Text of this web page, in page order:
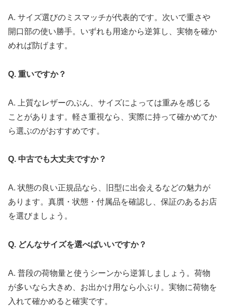
A. サイズ選びのミスマッチが代表的です。次いで重さや
開口部の使い勝手。いずれも用途から逆算し、実物を確か
めれば防げます。
Q. 重いですか？
A. 上質なレザーのぶん、サイズによっては重みを感じる
ことがあります。軽さ重視なら、実際に持って確かめてか
ら選ぶのがおすすめです。
Q. 中古でも大丈夫ですか？
A. 状態の良い正規品なら、旧型に出会えるなどの魅力が
あります。真贋・状態・付属品を確認し、保証のあるお店
を選びましょう。
Q. どんなサイズを選べばいいですか？
A. 普段の荷物量と使うシーンから逆算しましょう。荷物
が多いなら大きめ、お出かけ用なら小ぶり。実物に荷物を
入れて確かめると確実です。